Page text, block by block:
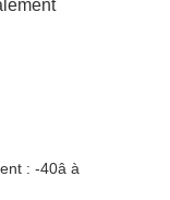
: -40â à